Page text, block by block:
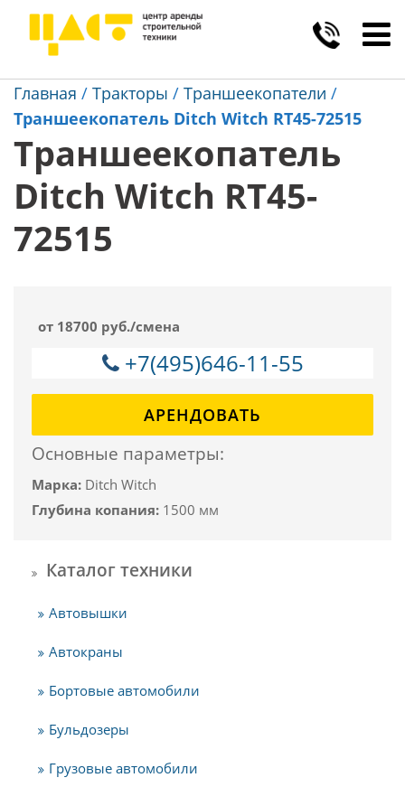
Главная / Тракторы / Траншеекопатели /
Траншеекопатель Ditch Witch RT45-72515
Траншеекопатель
Ditch Witch RT45-
72515
от 18700 руб./смена
+7(495)646-11-55
АРЕНДОВАТЬ
Основные параметры:
Марка: Ditch Witch
Глубина копания: 1500 мм
Каталог техники
Автовышки
Автокраны
Бортовые автомобили
Бульдозеры
Грузовые автомобили